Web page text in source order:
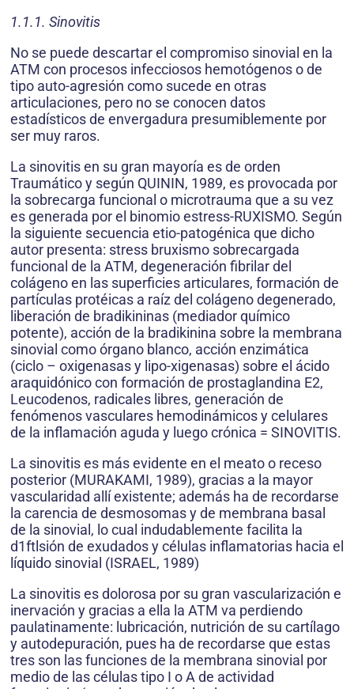
1.1.1. Sinovitis
No se puede descartar el compromiso sinovial en la
ATM con procesos infecciosos hemotógenos o de
tipo auto-agresión como sucede en otras
articulaciones, pero no se conocen datos
estadísticos de envergadura presumiblemente por
ser muy raros.
La sinovitis en su gran mayoría es de orden
Traumático y según QUININ, 1989, es provocada por
la sobrecarga funcional o microtrauma que a su vez
es generada por el binomio estress-RUXISMO. Según
la siguiente secuencia etio-patogénica que dicho
autor presenta: stress bruxismo sobrecargada
funcional de la ATM, degeneración fibrilar del
colágeno en las superficies articulares, formación de
partículas protéicas a raíz del colágeno degenerado,
liberación de bradikininas (mediador químico
potente), acción de la bradikinina sobre la membrana
sinovial como órgano blanco, acción enzimática
(ciclo – oxigenasas y lipo-xigenasas) sobre el ácido
araquidónico con formación de prostaglandina E2,
Leucodenos, radicales libres, generación de
fenómenos vasculares hemodinámicos y celulares
de la inflamación aguda y luego crónica = SINOVITIS.
La sinovitis es más evidente en el meato o receso
posterior (MURAKAMI, 1989), gracias a la mayor
vascularidad allí existente; además ha de recordarse
la carencia de desmosomas y de membrana basal
de la sinovial, lo cual indudablemente facilita la
d1ftlsión de exudados y células inflamatorias hacia el
líquido sinovial (ISRAEL, 1989)
La sinovitis es dolorosa por su gran vascularización e
inervación y gracias a ella la ATM va perdiendo
paulatinamente: lubricación, nutrición de su cartílago
y autodepuración, pues ha de recordarse que estas
tres son las funciones de la membrana sinovial por
medio de las células tipo I o A de actividad